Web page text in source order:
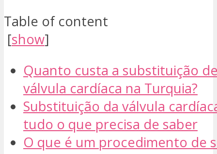
Table of content
[show]
Quanto custa a substituição
válvula cardíaca na Turquia?
Substituição da válvula
tudo o que precisa de saber
O que é um procedimento de